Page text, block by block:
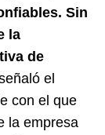
Sin
la
de
el
con el que
la empresa